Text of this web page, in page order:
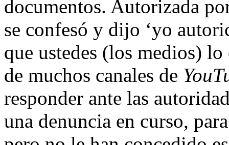
documentos. Autorizada
se confesó y dijo ‘yo
que ustedes (los medios)
de muchos canales de
responder ante las
una denuncia en curso,